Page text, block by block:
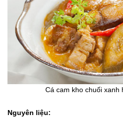
Cá cam kho chuối xanh
Nguyên liệu: